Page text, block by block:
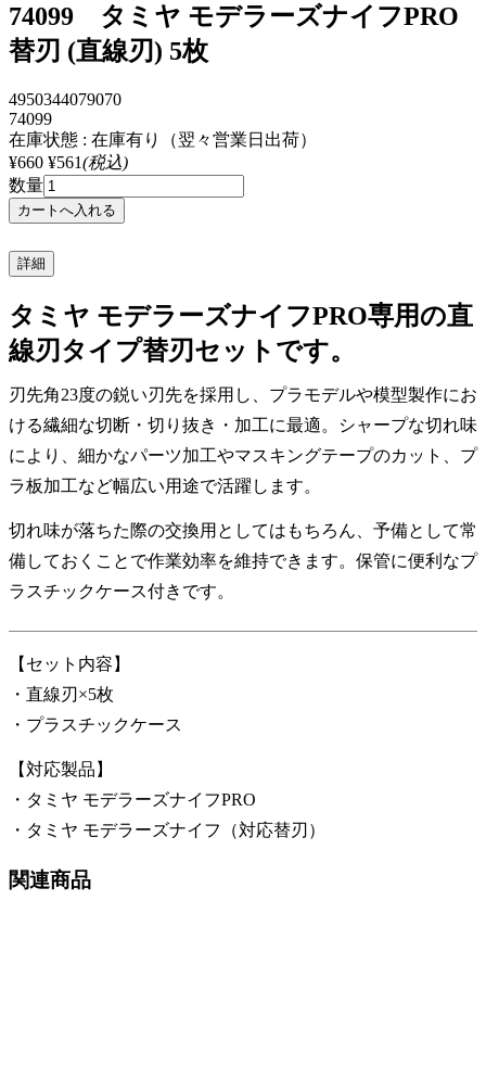
74099 タミヤ モデラーズナイフPRO
替刃 (直線刃) 5枚
4950344079070
74099
在庫状態 : 在庫有り（翌々営業日出荷）
¥660 ¥561(税込)
数量
詳細
タミヤ モデラーズナイフPRO専用の直
線刃タイプ替刃セットです。
刃先角23度の鋭い刃先を採用し、プラモデルや模型製作にお
ける繊細な切断・切り抜き・加工に最適。シャープな切れ味
により、細かなパーツ加工やマスキングテープのカット、プ
ラ板加工など幅広い用途で活躍します。
切れ味が落ちた際の交換用としてはもちろん、予備として常
備しておくことで作業効率を維持できます。保管に便利なプ
ラスチックケース付きです。
【セット内容】
・直線刃×5枚
・プラスチックケース
【対応製品】
・タミヤ モデラーズナイフPRO
・タミヤ モデラーズナイフ（対応替刃）
関連商品